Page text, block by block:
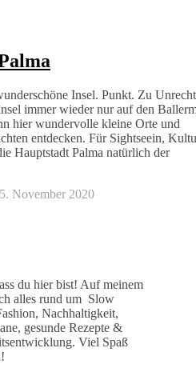
Insel. Punkt. Zu
immer wieder nur auf den
hier wundervolle kleine Orte und
entdecken. Für Sightseein,
Hauptstadt Palma natürlich der
November 2020
du hier bist! Auf meinem
alles rund um Slow
Nachhaltigkeit,
gesunde Rezepte &
Viel Spaß